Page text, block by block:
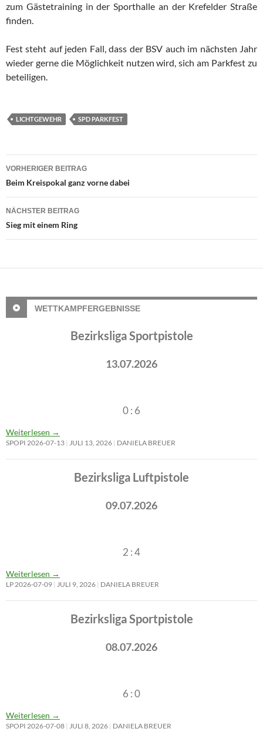
zum Gästetraining in der Sporthalle an der Krefelder Straße
finden.
Fest steht auf jeden Fall, dass der BSV auch im nächsten Jahr
wieder gerne die Möglichkeit nutzen wird, sich am Parkfest zu
beteiligen.
LICHTGEWEHR SPD PARKFEST
Beitragsnavigation
VORHERIGER BEITRAG
Beim Kreispokal ganz vorne dabei
NÄCHSTER BEITRAG
Sieg mit einem Ring
WETTKAMPFERGEBNISSE
Bezirksliga Sportpistole
13.07.2026
0 : 6
Weiterlesen →
SPOPI 2026-07-13 JULI 13, 2026 DANIELA BREUER
Bezirksliga Luftpistole
09.07.2026
2 : 4
Weiterlesen →
LP 2026-07-09 JULI 9, 2026 DANIELA BREUER
Bezirksliga Sportpistole
08.07.2026
6 : 0
Weiterlesen →
SPOPI 2026-07-08 JULI 8, 2026 DANIELA BREUER